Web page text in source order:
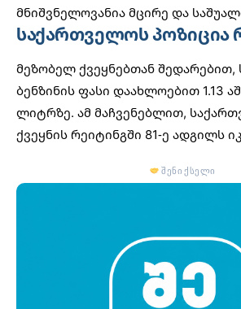
მნიშვნელოვანია მცირე და
საქართველოს პოზიცია
მეზობელ ქვეყნებთან
ბენზინის ფასი დაახლოებით 1.13
ლიტრზე. ამ მაჩვენებლით,
ქვეყნის რეიტინგში 81-ე ადგილს
შენი ქსელი